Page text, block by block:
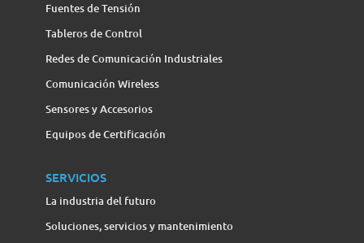
Fuentes de Tensión
Tableros de Control
Redes de Comunicación Industriales
Comunicación Wireless
Sensores y Accesorios
Equipos de Certificación
SERVICIOS
La industria del futuro
Soluciones, servicios y mantenimiento